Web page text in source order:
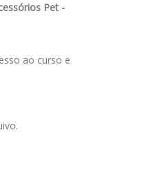
Pet -
ao curso e